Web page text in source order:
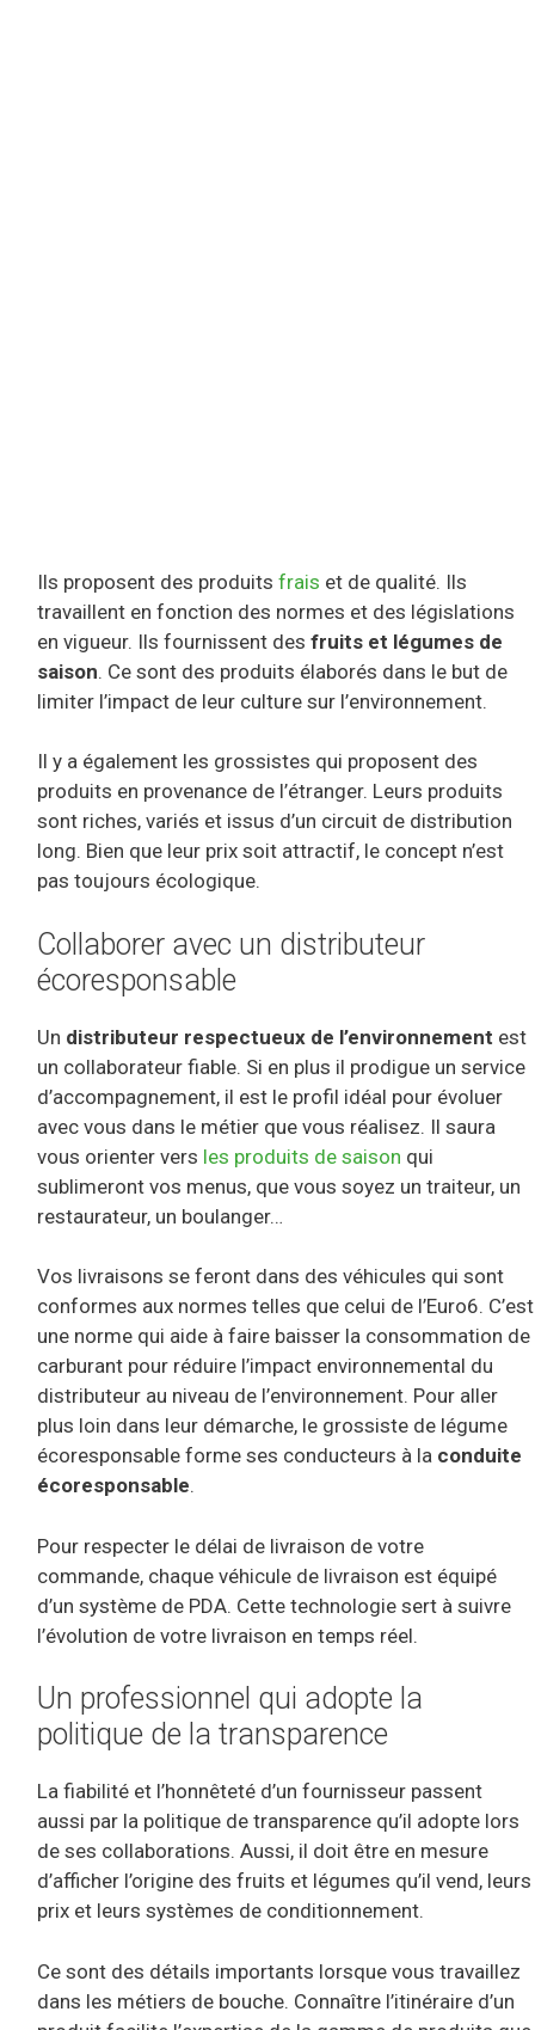
Ils proposent des produitsfrais et de qualité. Ils
travaillent en fonction des normes et des législations
en vigueur. Ils fournissent desfruits et légumes de
saison. Ce sont des produits élaborés dans le but de
limiter l’impact de leur culture sur l’environnement.
Il y a également les grossistes qui proposent des
produits en provenance de l’étranger. Leurs produits
sont riches, variés et issus d’un circuit de distribution
long. Bien que leur prix soit attractif, le concept n’est
pas toujours écologique.
Collaborer avec un distributeur
écoresponsable
Un distributeur respectueux de l’environnement est
un collaborateur fiable. Si en plus il prodigue un service
d’accompagnement, il est le profil idéal pour évoluer
avec vous dans le métier que vous réalisez. Il saura
vous orienter vers les produits de saison qui
sublimeront vos menus, que vous soyez un traiteur, un
restaurateur, un boulanger…
Vos livraisons se feront dans des véhicules qui sont
conformes aux normes telles que celui de l’Euro6. C’est
une norme qui aide à faire baisser la consommation de
carburant pour réduire l’impact environnemental du
distributeur au niveau de l’environnement. Pour aller
plus loin dans leur démarche, le grossiste de légume
écoresponsable forme ses conducteurs à la conduite
écoresponsable.
Pour respecter le délai de livraison de votre
commande, chaque véhicule de livraison est équipé
d’un système de PDA. Cette technologie sert à suivre
l’évolution de votre livraison en temps réel.
Un professionnel qui adopte la
politique de la transparence
La fiabilité et l’honnêteté d’un fournisseur passent
aussi par la politique de transparence qu’il adopte lors
de ses collaborations. Aussi, il doit être en mesure
d’afficher l’origine des fruits et légumes qu’il vend, leurs
prix et leurs systèmes de conditionnement.
Ce sont des détails importants lorsque vous travaillez
dans les métiers de bouche. Connaître l’itinéraire d’un